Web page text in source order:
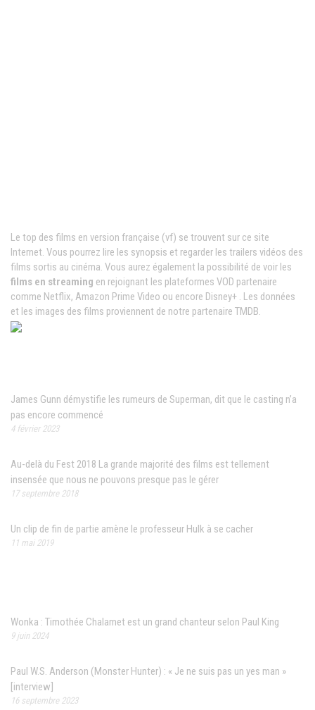
Le top des films en version française (vf) se trouvent sur ce site
Internet. Vous pourrez lire les synopsis et regarder les trailers vidéos des
films sortis au cinéma. Vous aurez également la possibilité de voir les
films en streaming en rejoignant les plateformes VOD partenaire
comme Netflix, Amazon Prime Video ou encore Disney+ . Les données
et les images des films proviennent de notre partenaire TMDB.
James Gunn démystifie les rumeurs de Superman, dit que le casting n’a
pas encore commencé
4 février 2023
Au-delà du Fest 2018 La grande majorité des films est tellement
insensée que nous ne pouvons presque pas le gérer
17 septembre 2018
Un clip de fin de partie amène le professeur Hulk à se cacher
11 mai 2019
Wonka : Timothée Chalamet est un grand chanteur selon Paul King
9 juin 2024
Paul W.S. Anderson (Monster Hunter) : « Je ne suis pas un yes man »
[interview]
16 septembre 2023